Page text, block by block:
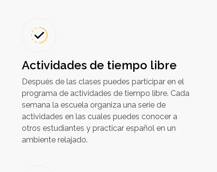
Actividades de tiempo libre
Después de las clases puedes participar en el
programa de actividades de tiempo libre. Cada
semana la escuela organiza una serie de
actividades en las cuales puedes conocer a
otros estudiantes y practicar español en un
ambiente relajado.